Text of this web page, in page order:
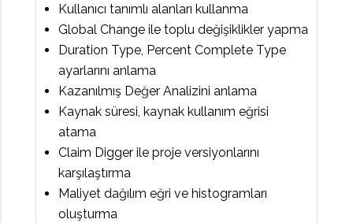
Kullanıcı tanımlı alanları kullanma
Global Change ile toplu değişiklikler yapma
Duration Type, Percent Complete Type
ayarlarını anlama
Kazanılmış Değer Analizini anlama
Kaynak süresi, kaynak kullanım eğrisi
atama
Claim Digger ile proje versiyonlarını
karşılaştırma
Maliyet dağılım eğri ve histogramları
oluşturma